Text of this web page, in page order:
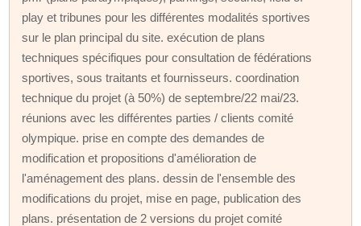
play et tribunes pour les différentes modalités sportives
sur le plan principal du site. exécution de plans
techniques spécifiques pour consultation de fédérations
sportives, sous traitants et fournisseurs. coordination
technique du projet (à 50%) de septembre/22 mai/23.
réunions avec les différentes parties / clients comité
olympique. prise en compte des demandes de
modification et propositions d'amélioration de
l'aménagement des plans. dessin de l'ensemble des
modifications du projet, mise en page, publication des
plans. présentation de 2 versions du projet comité